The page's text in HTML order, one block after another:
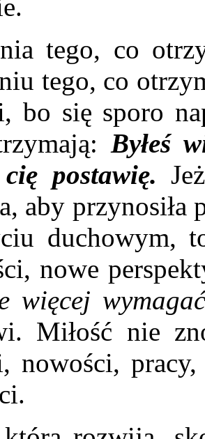
tego, co
tego, co
bo się sporo
Byłeś
postawię.
aby przynosiła
duchowym,
nowe
więcej wymagać
Miłość nie
nowości,